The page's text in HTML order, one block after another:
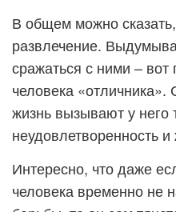
В общем можно
развлечение.
сражаться с ними – вот
человека «отличника».
жизнь вызывают у него
неудовлетворенность
Интересно, что даже
человека временно не